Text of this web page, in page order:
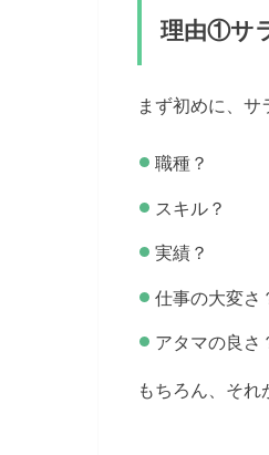
理由①サ
まず初めに、サ
職種？
スキル？
実績？
仕事の大変さ
アタマの良さ
もちろん、それ